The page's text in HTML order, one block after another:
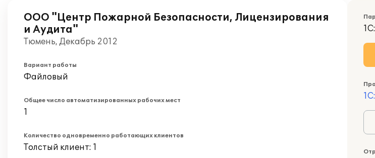
ООО "Центр Пожарной Безопасности, Лицензирования
и Аудита"
Тюмень, Декабрь 2012
Вариант работы
Файловый
Общее число автоматизированных рабочих мест
1
Количество одновременно работающих клиентов
Толстый клиент: 1